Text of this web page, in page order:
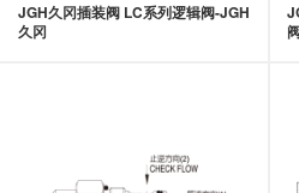
JGH久冈插装阀 LC系列逻辑阀-JGH
久冈